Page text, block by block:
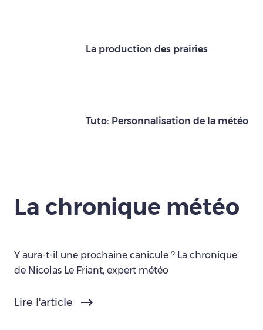
La production des prairies
Tuto: Personnalisation de la météo
La chronique météo
Y aura-t-il une prochaine canicule ? La chronique
de Nicolas Le Friant, expert météo
Lire l'article